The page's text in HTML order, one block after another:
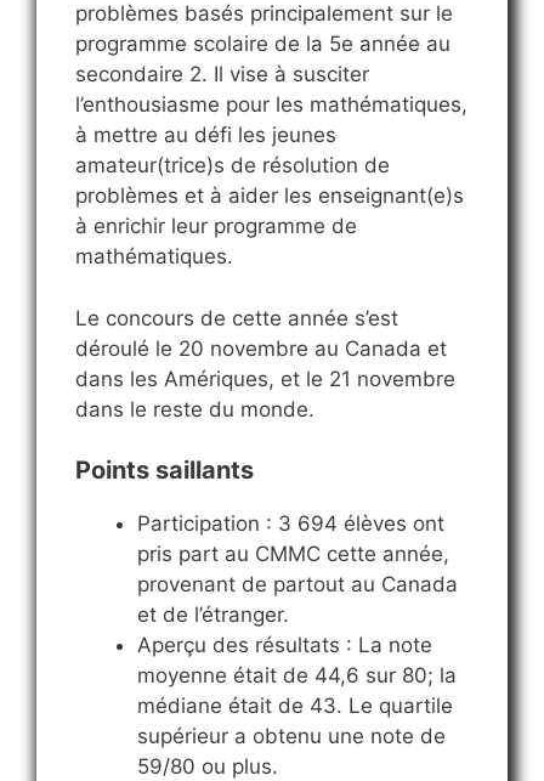
problèmes basés principalement sur le
programme scolaire de la 5e année au
secondaire 2. Il vise à susciter
l’enthousiasme pour les mathématiques,
à mettre au défi les jeunes
amateur(trice)s de résolution de
problèmes et à aider les enseignant(e)s
à enrichir leur programme de
mathématiques.
Le concours de cette année s’est
déroulé le 20 novembre au Canada et
dans les Amériques, et le 21 novembre
dans le reste du monde.
Points saillants
Participation : 3 694 élèves ont
pris part au CMMC cette année,
provenant de partout au Canada
et de l’étranger.
Aperçu des résultats : La note
moyenne était de 44,6 sur 80; la
médiane était de 43. Le quartile
supérieur a obtenu une note de
59/80 ou plus.